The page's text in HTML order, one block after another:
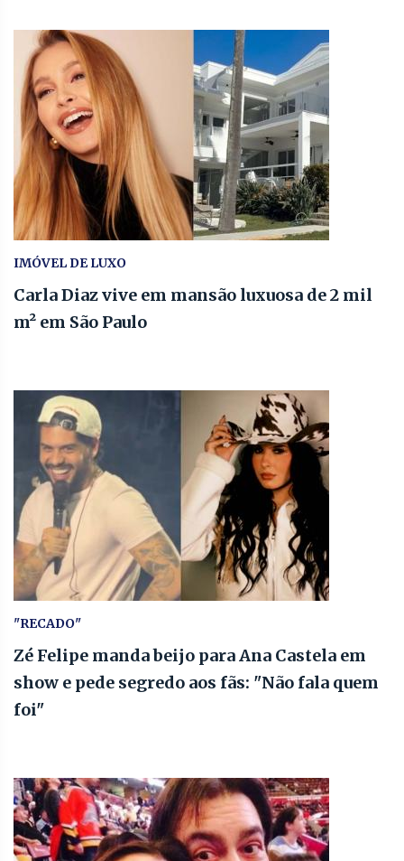
IMÓVEL DE LUXO
Carla Diaz vive em mansão luxuosa de 2 mil
m² em São Paulo
"RECADO"
Zé Felipe manda beijo para Ana Castela em
show e pede segredo aos fãs: "Não fala quem
foi"